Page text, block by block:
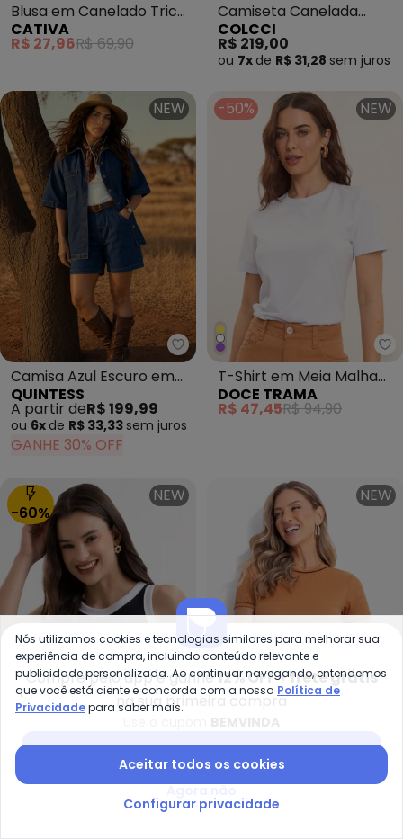
Blusa em Canelado Tricô
Bege
CATIVA
R$ 27,96R$ 69,90
Camiseta Canelada
Marrom
COLCCI
R$ 219,00
ou 7x de R$ 31,28 sem juros
NEW
Quintess - Camisa Azul Escuro
Camisa Azul Escuro em
Jeans
QUINTESS
A partir deR$ 199,99
ou 6x de R$ 33,33 sem juros
GANHE 30% OFF
-50% NEW
T-Shirt em Meia Malha
Branco
DOCE TRAMA
R$ 47,45R$ 94,90
-60%
NEW
Regata em Algodão
Preto
CATIVA
R$ 69,90
NEW
Blusa Caramelo em
Ribana Canelada
QUINTESS
A partir de
ou2xdeR$ 34,99
Compre pelo app e ganhe12% OFF + frete grátis
na sua primeira compra
Nós utilizamos cookies e tecnologias similares para melhorar sua
experiência de compra, incluindo conteúdo relevante e
publicidade personalizada. Ao continuar navegando, entendemos
que você está ciente e concorda com a nossa Política de
Privacidadepara saber mais.
Aceitar todos os cookies
Configurar privacidade